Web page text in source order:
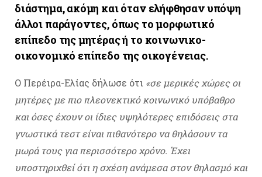
διάστημα, ακόμη και όταν ελήφθησαν υπόψη
άλλοι παράγοντες, όπως το μορφωτικό
επίπεδο της μητέρας ή το κοινωνικο-
οικονομικό επίπεδο της οικογένειας.
Ο Περέιρα-Ελίας δήλωσε ότι «σε μερικές χώρες οι
μητέρες με πιο πλεονεκτικό κοινωνικό υπόβαθρο
και όσες έχουν οι ίδιες υψηλότερες επιδόσεις στα
γνωστικά τεστ είναι πιθανότερο να θηλάσουν τα
μωρά τους για περισσότερο χρόνο. Έχει
υποστηριχθεί ότι η σχέση ανάμεσα στον θηλασμό και